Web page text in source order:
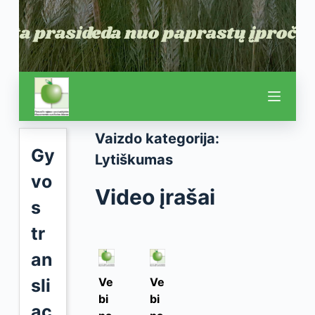
Gy
vo
s
tr
an
sli
Vaizdo kategorija:
Lytiškumas
Video įrašai
Ve
bi
Ve
bi